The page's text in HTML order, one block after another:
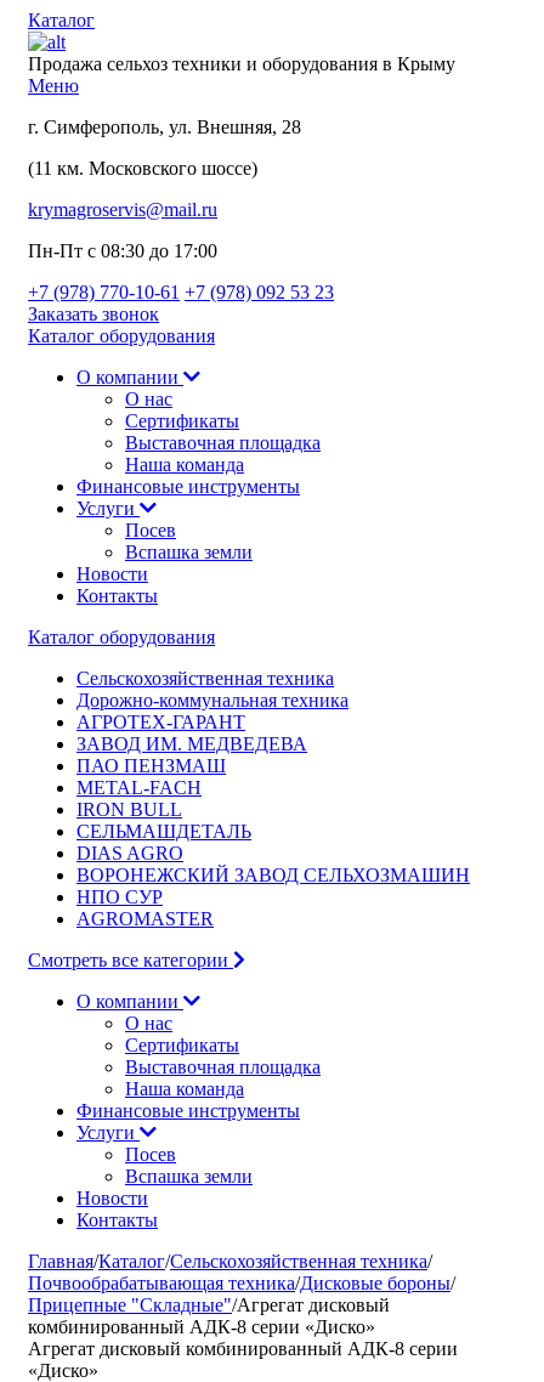
Каталог
Продажа сельхоз техники и оборудования в Крыму
Меню
г. Симферополь, ул. Внешняя, 28
(11 км. Московского шоссе)
krymagroservis@mail.ru
Пн-Пт с 08:30 до 17:00
+7 (978) 770-10-61 +7 (978) 092 53 23
Заказать звонок
Каталог оборудования
О компании
О нас
Сертификаты
Выставочная площадка
Наша команда
Финансовые инструменты
Услуги
Посев
Вспашка земли
Новости
Контакты
Каталог оборудования
Сельскохозяйственная техника
Дорожно-коммунальная техника
АГРОТЕХ-ГАРАНТ
ЗАВОД ИМ. МЕДВЕДЕВА
ПАО ПЕНЗМАШ
METAL-FACH
IRON BULL
СЕЛЬМАШДЕТАЛЬ
DIAS AGRO
ВОРОНЕЖСКИЙ ЗАВОД СЕЛЬХОЗМАШИН
НПО СУР
AGROMASTER
Смотреть все категории
О компании
О нас
Сертификаты
Выставочная площадка
Наша команда
Финансовые инструменты
Услуги
Посев
Вспашка земли
Новости
Контакты
Главная/Каталог/Сельскохозяйственная техника/
Почвообрабатывающая техника/Дисковые бороны/
Прицепные "Складные"/Агрегат дисковый
комбинированный АДК-8 серии «Диско»
Агрегат дисковый комбинированный АДК-8 серии
«Диско»